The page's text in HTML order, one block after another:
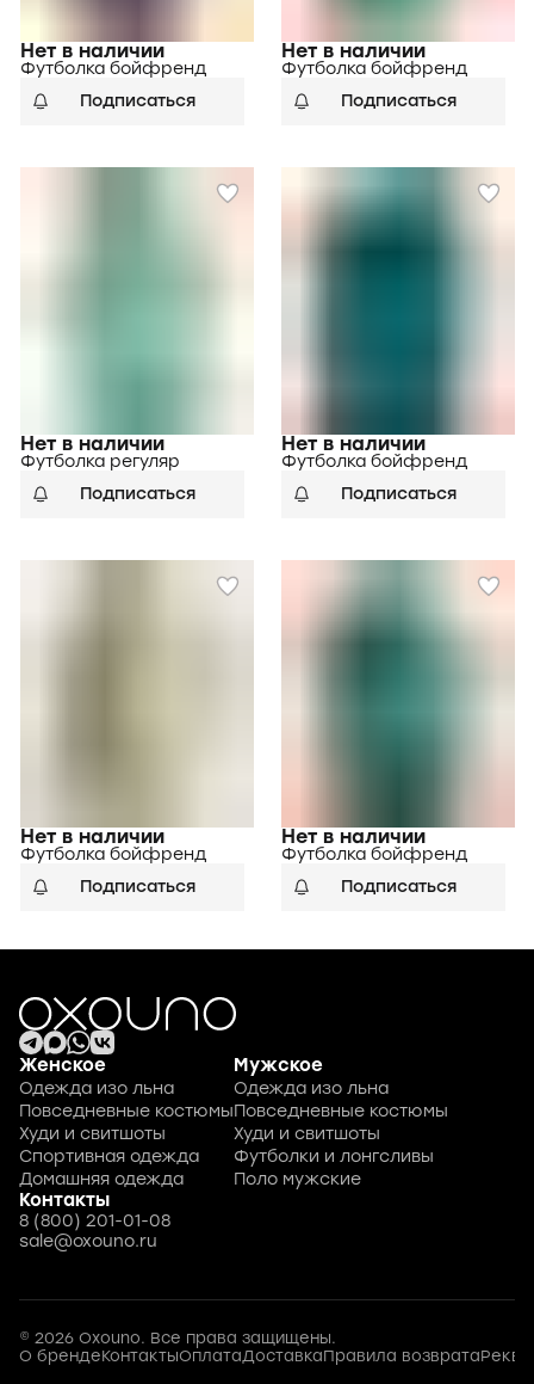
Нет в наличии
Футболка бойфренд
Подписаться
Нет в наличии
Футболка бойфренд
Подписаться
Нет в наличии
Футболка регуляр
Подписаться
Нет в наличии
Футболка бойфренд
Подписаться
Нет в наличии
Футболка бойфренд
Подписаться
Нет в наличии
Футболка бойфренд
Подписаться
Женское
Одежда изо льна
Повседневные костюмы
Худи и свитшоты
Спортивная одежда
Домашняя одежда
Мужское
Одежда изо льна
Повседневные костюмы
Худи и свитшоты
Футболки и лонгсливы
Поло мужские
Контакты
8 (800) 201-01-08
sale@oxouno.ru
© 2026 Oxouno. Все права защищены.
О брендеКонтактыОплатаДоставкаПравила возврата